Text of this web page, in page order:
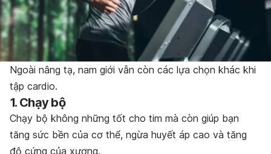
Ngoài nâng tạ, nam giới vẫn còn các lựa chọn khác khi
tập cardio.
1. Chạy bộ
Chạy bộ không những tốt cho tim mà còn giúp bạn
tăng sức bền của cơ thể, ngừa huyết áp cao và tăng
độ cứng của xương.